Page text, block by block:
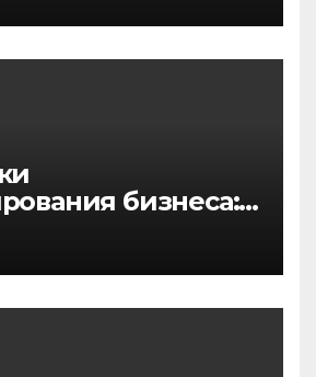
бизнеса:
средств до